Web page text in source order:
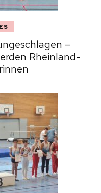
–
Rheinland-